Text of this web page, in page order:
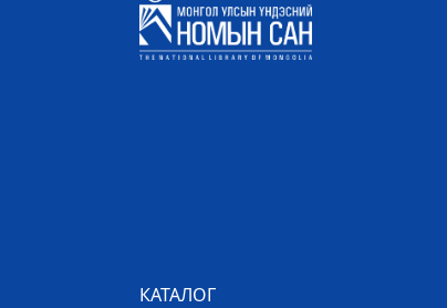
КАТАЛОГ